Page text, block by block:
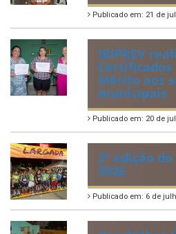
ÚLTIMAS NOTÍCIAS
VIII
Direitos da
Adolescente
IBIPREV
Certificados
Mérito aos
municipais